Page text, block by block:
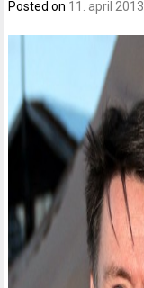
Posted on 11. april 2013